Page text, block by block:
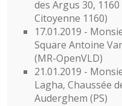
des Argus 30,
Citoyenne 1160)
17.01.2019 -
Square Antoine
(MR-OpenVLD)
21.01.2019 -
Lagha, Chaussée
Auderghem (PS)